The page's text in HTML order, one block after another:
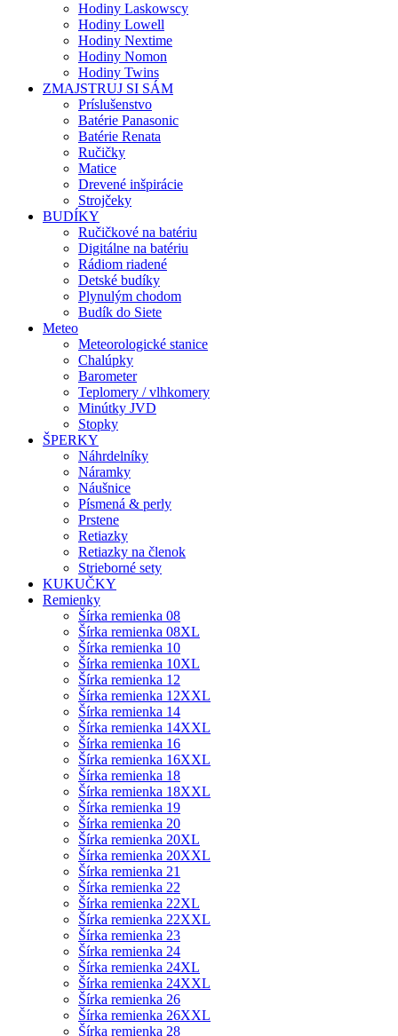
Hodiny Laskowscy
Hodiny Lowell
Hodiny Nextime
Hodiny Nomon
Hodiny Twins
ZMAJSTRUJ SI SÁM
Príslušenstvo
Batérie Panasonic
Batérie Renata
Ručičky
Matice
Drevené inšpirácie
Strojčeky
BUDÍKY
Ručičkové na batériu
Digitálne na batériu
Rádiom riadené
Detské budíky
Plynulým chodom
Budík do Siete
Meteo
Meteorologické stanice
Chalúpky
Barometer
Teplomery / vlhkomery
Minútky JVD
Stopky
ŠPERKY
Náhrdelníky
Náramky
Náušnice
Písmená & perly
Prstene
Retiazky
Retiazky na členok
Strieborné sety
KUKUČKY
Remienky
Šírka remienka 08
Šírka remienka 08XL
Šírka remienka 10
Šírka remienka 10XL
Šírka remienka 12
Šírka remienka 12XXL
Šírka remienka 14
Šírka remienka 14XXL
Šírka remienka 16
Šírka remienka 16XXL
Šírka remienka 18
Šírka remienka 18XXL
Šírka remienka 19
Šírka remienka 20
Šírka remienka 20XL
Šírka remienka 20XXL
Šírka remienka 21
Šírka remienka 22
Šírka remienka 22XL
Šírka remienka 22XXL
Šírka remienka 23
Šírka remienka 24
Šírka remienka 24XL
Šírka remienka 24XXL
Šírka remienka 26
Šírka remienka 26XXL
Šírka remienka 28